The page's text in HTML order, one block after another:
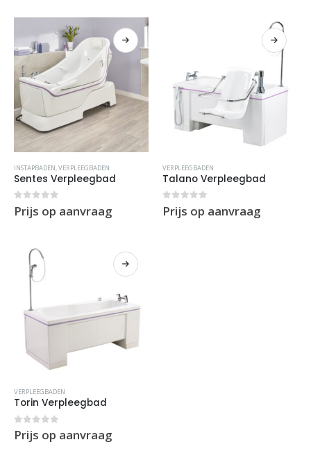
INSTAPBADEN,VERPLEEGBADEN
Sentes Verpleegbad
0 out of 5
Prijs op aanvraag
VERPLEEGBADEN
Talano Verpleegbad
0 out of 5
Prijs op aanvraag
VERPLEEGBADEN
Torin Verpleegbad
0out of 5
Prijs op aanvraag